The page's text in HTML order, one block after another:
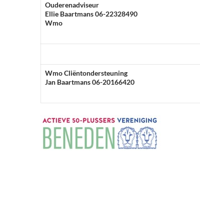
Ouderenadviseur
Ellie Baartmans 06-22328490
Wmo
Wmo Cliëntondersteuning
Jan Baartmans 06-20166420